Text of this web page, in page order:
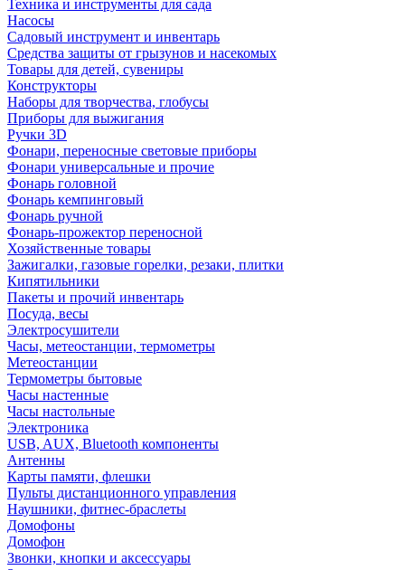
Техника и инструменты для сада
Насосы
Садовый инструмент и инвентарь
Средства защиты от грызунов и насекомых
Товары для детей, сувениры
Конструкторы
Наборы для творчества, глобусы
Приборы для выжигания
Ручки 3D
Фонари, переносные световые приборы
Фонари универсальные и прочие
Фонарь головной
Фонарь кемпинговый
Фонарь ручной
Фонарь-прожектор переносной
Хозяйственные товары
Зажигалки, газовые горелки, резаки, плитки
Кипятильники
Пакеты и прочий инвентарь
Посуда, весы
Электросушители
Часы, метеостанции, термометры
Метеостанции
Термометры бытовые
Часы настенные
Часы настольные
Электроника
USB, AUX, Bluetooth компоненты
Антенны
Карты памяти, флешки
Пульты дистанционного управления
Наушники, фитнес-браслеты
Домофоны
Домофон
Звонки, кнопки и аксессуары